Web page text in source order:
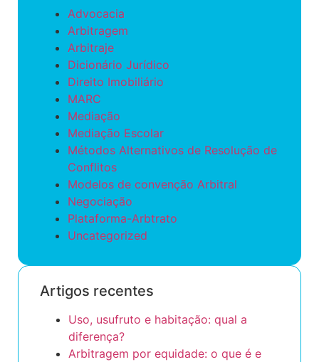
Advocacia
Arbitragem
Arbitraje
Dicionário Jurídico
Direito Imobiliário
MARC
Mediação
Mediação Escolar
Métodos Alternativos de Resolução de
Conflitos
Modelos de convenção Arbitral
Negociação
Plataforma-Arbtrato
Uncategorized
Artigos recentes
Uso, usufruto e habitação: qual a
diferença?
Arbitragem por equidade: o que é e